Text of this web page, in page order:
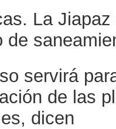
La
de
servirá
de las
dicen